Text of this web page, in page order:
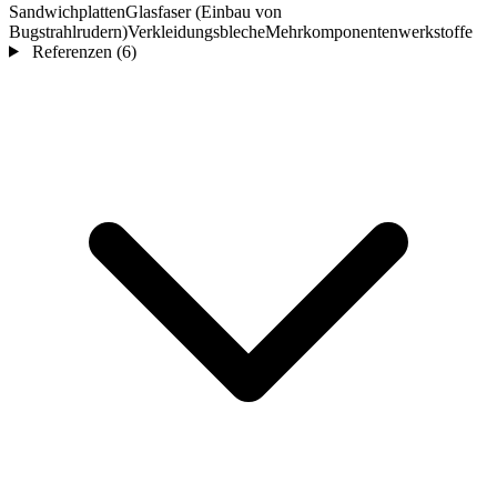
SandwichplattenGlasfaser (Einbau von
Bugstrahlrudern)VerkleidungsblecheMehrkomponentenwerkstoffe
Referenzen (6)